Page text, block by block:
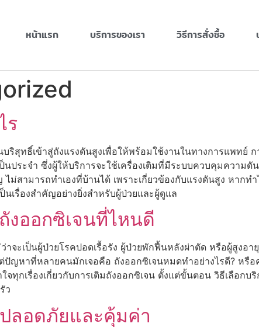
หน้าแรก บริการของเรา วิธีการสั่งซื้อ
ร
ริสุทธิ์เข้าสู่ถังแรงดันสูงเพื่อให้พร้อมใช้งานในทางการแพทย์
ป็นประจำ ซึ่งผู้ให้บริการจะใช้เครื่องเติมที่มีระบบควบคุมควา
ม่สามารถทำเองที่บ้านได้ เพราะเกี่ยวข้องกับแรงดันสูง หากท
นเรื่องสำคัญอย่างยิ่งสำหรับผู้ป่วยและผู้ดูแล
งออกซิเจนที่ไหนดี
าจะเป็นผู้ป่วยโรคปอดเรื้อรัง ผู้ป่วยพักฟื้นหลังผ่าตัด หรือผู้สูง
ปัญหาที่หลายคนมักเจอคือ ถังออกซิเจนหมดทำอย่างไรดี? หรื
ทุกเรื่องเกี่ยวกับการเติมถังออกซิเจน ตั้งแต่ขั้นตอน วิธีเลือกบ
ว
ลอดภัยและคุ้มค่า